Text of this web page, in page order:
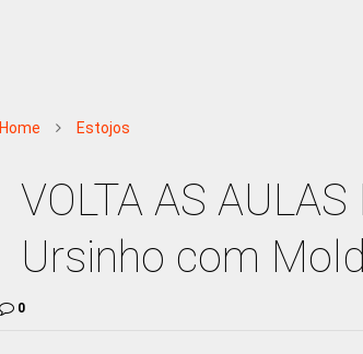
Home Estojos
VOLTA AS
Ursinho com
0